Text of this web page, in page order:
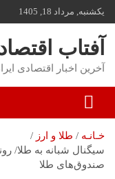
یکشنبه, مرداد 18, 1405
آفتاب اقتصاد
آخرین اخبار اقتصادی
خـانـه
طلا و ارز
سیگنال شبانه به طلا/
صندوق‌های طلا